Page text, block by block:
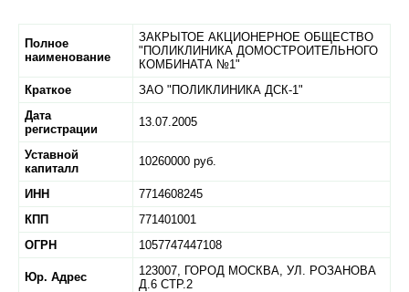
Полное
наименование
ЗАКРЫТОЕ АКЦИОНЕРНОЕ ОБЩЕСТВО
"ПОЛИКЛИНИКА ДОМОСТРОИТЕЛЬНОГО
КОМБИНАТА №1"
Краткое
ЗАО "ПОЛИКЛИНИКА ДСК-1"
Дата
регистрации
13.07.2005
Уставной
капиталл
10260000 руб.
ИНН
7714608245
КПП
771401001
ОГРН
1057747447108
Юр. Адрес 123007, ГОРОД МОСКВА, УЛ. РОЗАНОВА
Д.6 СТР.2